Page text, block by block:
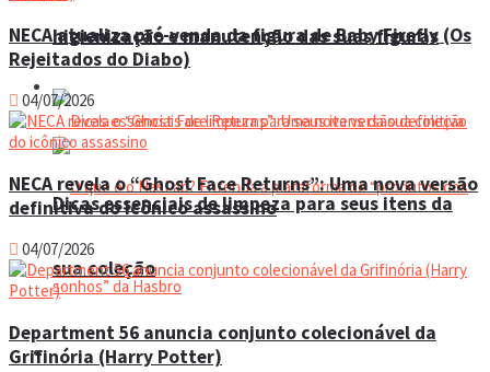
Manual do colecionador
higienização e manutenção das suas figuras
Dicas essenciais de limpeza para seus itens da
sua coleção
Espaço do colecionador
NECA atualiza pré-venda da figura de Baby Firefly (Os
Rejeitados do Diabo)
04/07/2026
NECA revela o “Ghost Face Returns”: Uma nova versão
definitiva do icônico assassino
04/07/2026
Department 56 anuncia conjunto colecionável da
Grifinória (Harry Potter)